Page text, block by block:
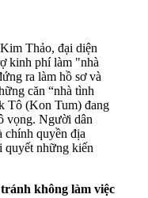
Thảo, đại diện
kinh phí làm "nhà
ra làm hồ sơ và
căn “nhà tình
Tô (Kon Tum) đang
vọng. Người dân
chính quyền địa
quyết những kiến
không làm việc